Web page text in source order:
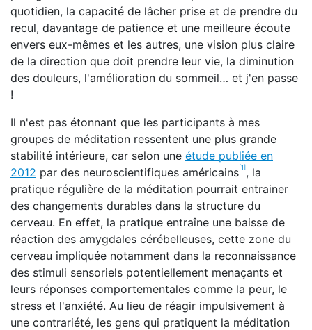
quotidien, la capacité de lâcher prise et de prendre du
recul, davantage de patience et une meilleure écoute
envers eux-mêmes et les autres, une vision plus claire
de la direction que doit prendre leur vie, la diminution
des douleurs, l'amélioration du sommeil… et j'en passe
!
Il n'est pas étonnant que les participants à mes
groupes de méditation ressentent une plus grande
stabilité intérieure, car selon une étude publiée en
2012 par des neuroscientifiques américains[1], la
pratique régulière de la méditation pourrait entrainer
des changements durables dans la structure du
cerveau. En effet, la pratique entraîne une baisse de
réaction des amygdales cérébelleuses, cette zone du
cerveau impliquée notamment dans la reconnaissance
des stimuli sensoriels potentiellement menaçants et
leurs réponses comportementales comme la peur, le
stress et l'anxiété. Au lieu de réagir impulsivement à
une contrariété, les gens qui pratiquent la méditation